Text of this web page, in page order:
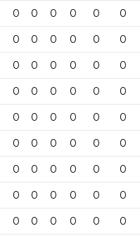
0 0 0 0 0 0
0 0 0 0 0 0
0 0 0 0 0 0
0 0 0 0 0 0
0 0 0 0 0 0
0 0 0 0 0 0
0 0 0 0 0 0
0 0 0 0 0 0
0 0 0 0 0 0